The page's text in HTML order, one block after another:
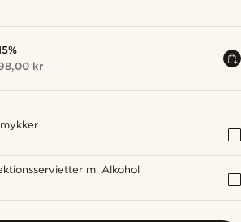
kr
m. Alkohol